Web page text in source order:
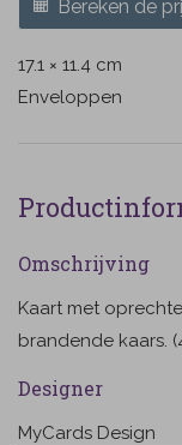
Bereken de
17.1 × 11.4 cm
Enveloppen
Omschrijving
Kaart met
brandende kaars.
Designer
MyCards Design